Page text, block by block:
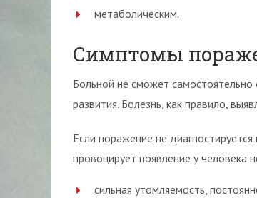
метаболическим.
Симптомы
Больной не сможет самостоятельно
развития. Болезнь, как правило,
Если поражение не
провоцирует появление у человека
сильная утомляемость,